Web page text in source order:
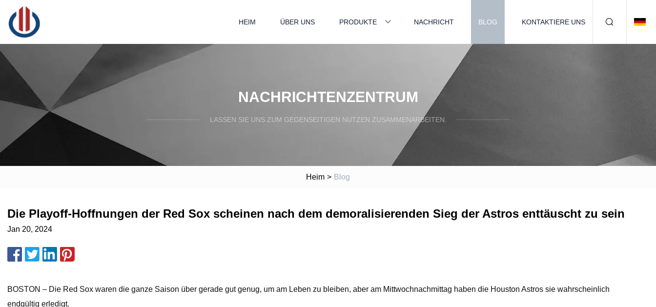
HEIM ÜBER UNS PRODUKTE NACHRICHT BLOG KONTAKTIERE UNS
NACHRICHTENZENTRUM
LASSEN SIE UNS ZUM GEGENSEITIGEN NUTZEN ZUSAMMENARBEITEN.
Heim > Blog
Die Playoff-Hoffnungen der Red Sox scheinen nach dem demoralisierenden Sieg der Astros enttäuscht zu sein
Jan 20, 2024
BOSTON – Die Red Sox waren die ganze Saison über gerade gut genug, um am Leben zu bleiben, aber am Mittwochnachmittag haben die Houston Astros sie wahrscheinlich
endgültig erledigt.